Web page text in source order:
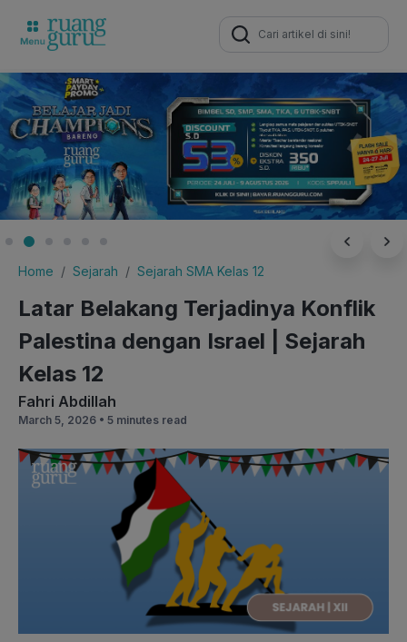
Search
for:
Home Sejarah Sejarah SMA Kelas 12
Latar Belakang Terjadinya Konflik
Palestina dengan Israel | Sejarah
Kelas 12
Fahri Abdillah
March 5, 2026 • 5 minutes read